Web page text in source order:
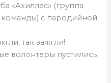
«Ахиллес» (группа
с пародийной
так зажгли!
волонтеры пустились